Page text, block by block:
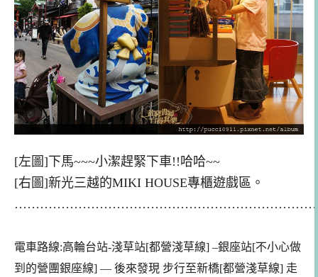
[左 圖]下馬~~~小潔趕緊下車!!哈哈~~
[右圖]新光三越的MIKI HOUSE專櫃遊戲區。
電車路線:高輪台站-淺草站[都營淺草線] –銀座站[不小心做
到的營團銀座線] — 後來發現 步行至新橋[都營淺草線] 走